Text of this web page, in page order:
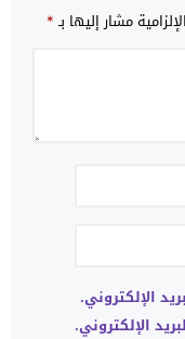
مشار إليها بـ*
الإلكتروني.
الإلكتروني.